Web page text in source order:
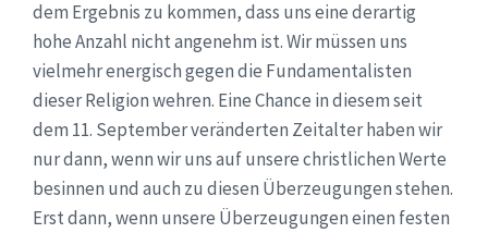
dem Ergebnis zu kommen, dass uns eine derartig
hohe Anzahl nicht angenehm ist. Wir müssen uns
vielmehr energisch gegen die Fundamentalisten
dieser Religion wehren. Eine Chance in diesem seit
dem 11. September veränderten Zeitalter haben wir
nur dann, wenn wir uns auf unsere christlichen Werte
besinnen und auch zu diesen Überzeugungen stehen.
Erst dann, wenn unsere Überzeugungen einen festen